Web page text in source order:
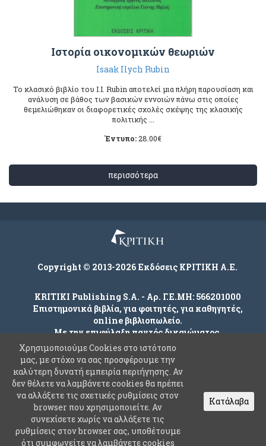
Ιστορία οικονομικών θεωριών
Isaak Ilych Rubin
Το κλασικό βιβλίο του I.I. Rubin αποτελεί μια πλήρη παρουσίαση και
ανάλυση σε βάθος των βασικών εννοιών πάνω στις οποίες
θεμελιώθηκαν οι διαφορετικές σχολές σκέψης της κλασικής
πολιτικής ...
Έντυπο: 28.00€
περισσότερα
Copyright © 2013-2026 Εκδόσεις ΚΡΙΤΙΚΗ Α.Ε.
KRITIKI Publishing S.A. - Αρ. Γ.Ε.ΜΗ: 566201000
Επιστημονικά βιβλία, για φοιτητές, για καθηγητές,
online βιβλιοπωλείο.
Με την επιφύλαξη παντός δικαιώματος.
Company
Όροι χρήσης
Πολιτική Ασφαλείας Προσωπικών Δεδομένων
Συχνές Ερωτήσεις
Χρησιμοποιούμε Cookies στο ιστότοπο
μας, με στόχο να σας προσφέρουμε την
καλύτερη δυνατή εμπειρία περιήγησης. Αν
δεν θέλετε να λαμβάνετε cookies θα πρέπει
να αλλάξετε τις σχετικές ρυθμίσεις στον
browser που χρησιμοποιείτε. Αν
συνεχίσετε χωρίς να αλλάξετε τις
ρυθμίσεις στον browser σας, υποθέτουμε
ότι συμφωνείτε να λαμβάνετε cookies
Κατάλαβα